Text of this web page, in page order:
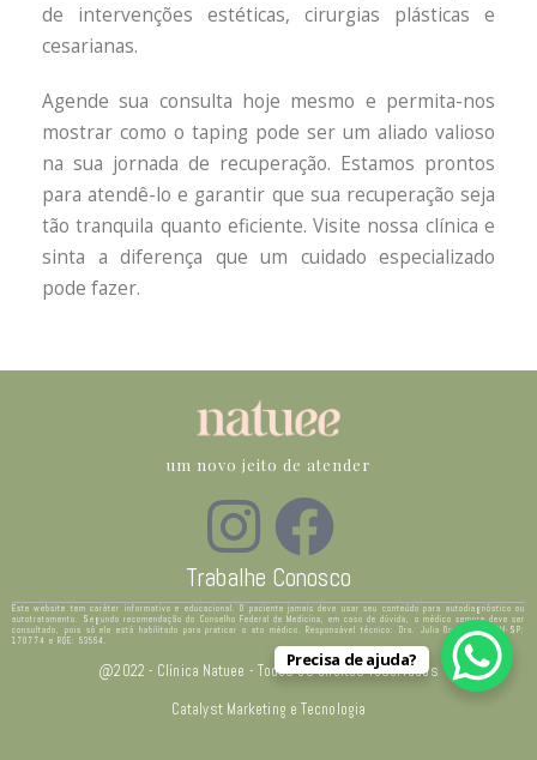
de intervenções estéticas, cirurgias plásticas e
cesarianas.
Agende sua consulta hoje mesmo e permita-nos
mostrar como o taping pode ser um aliado valioso
na sua jornada de recuperação. Estamos prontos
para atendê-lo e garantir que sua recuperação seja
tão tranquila quanto eficiente. Visite nossa clínica e
sinta a diferença que um cuidado especializado
pode fazer.
um novo jeito de atender
Trabalhe Conosco
Este website tem caráter informativo e educacional. O paciente jamais deve usar seu conteúdo para autodiagnóstico ou
autotratamento. Segundo recomendação do Conselho Federal de Medicina, em caso de dúvida, o médico sempre deve ser
consultado, pois só ele está habilitado para praticar o ato médico. Responsável técnico: Dra. Julia Ocampo – CRM-SP:
170774 e RQE: 53564.
@2022 - Clínica Natuee - Todos os direitos reservados
Catalyst Marketing e Tecnologia
Precisa de ajuda?